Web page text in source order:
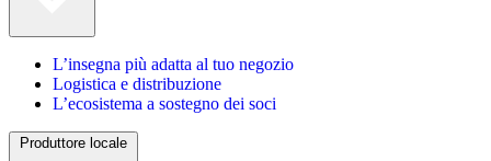
L’insegna più adatta al tuo negozio
Logistica e distribuzione
L’ecosistema a sostegno dei soci
Produttore locale